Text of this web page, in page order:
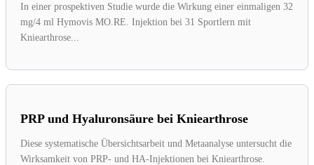
In einer prospektiven Studie wurde die Wirkung einer einmaligen 32
mg/4 ml Hymovis MO.RE. Injektion bei 31 Sportlern mit
Kniearthrose...
PRP und Hyaluronsäure bei Kniearthrose
Diese systematische Übersichtsarbeit und Metaanalyse untersucht die
Wirksamkeit von PRP- und HA-Injektionen bei Kniearthrose.